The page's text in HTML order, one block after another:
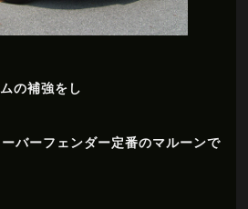
の補強をし
バーフェンダー定番のマルーンで